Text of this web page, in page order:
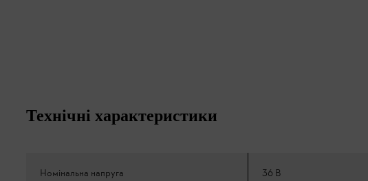
Технічні характеристики
Номінальна напруга 36 В